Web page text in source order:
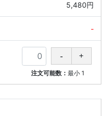
5,480円
-
注文可能数：最小 1